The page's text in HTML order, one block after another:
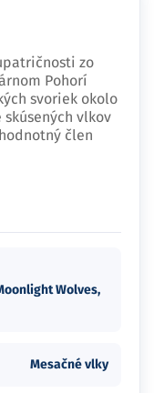
zo
Pohorí
svoriek okolo
vlkov
člen
Wolves,
Mesačné vlky